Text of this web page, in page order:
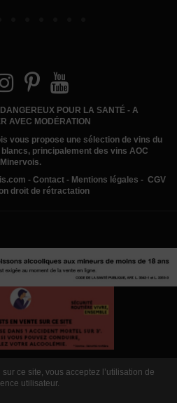
POUR LA SANTÉ - A
AVEC MODÉRATION
vous propose une sélection de vins du
principalement des vins AOC
Minervois.
- Contact - Mentions légales - CGV
droit de rétractation
ce site, vous acceptez l’utilisation de
utilisateur.